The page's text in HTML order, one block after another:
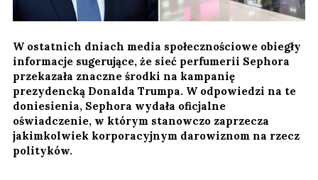
W ostatnich dniach media społecznościowe obiegły
informacje sugerujące, że sieć perfumerii Sephora
przekazała znaczne środki na kampanię
prezydencką Donalda Trumpa. W odpowiedzi na te
doniesienia, Sephora wydała oficjalne
oświadczenie, w którym stanowczo zaprzecza
jakimkolwiek korporacyjnym darowiznom na rzecz
polityków.